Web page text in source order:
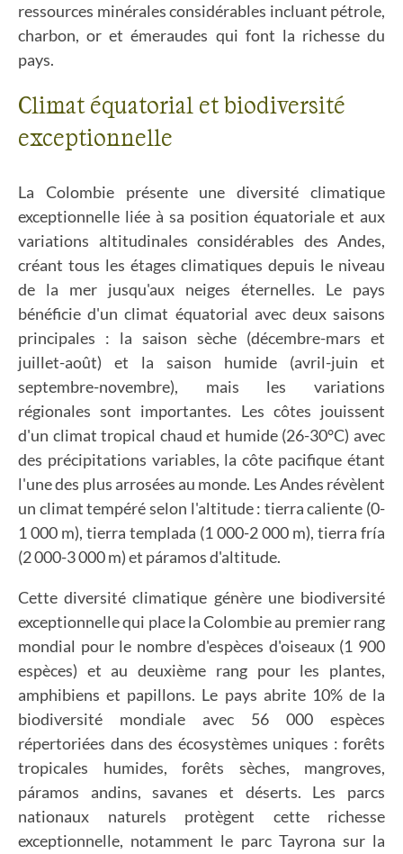
ressources minérales considérables incluant pétrole,
charbon, or et émeraudes qui font la richesse du
pays.
Climat équatorial et biodiversité
exceptionnelle
La Colombie présente une diversité climatique
exceptionnelle liée à sa position équatoriale et aux
variations altitudinales considérables des Andes,
créant tous les étages climatiques depuis le niveau
de la mer jusqu'aux neiges éternelles. Le pays
bénéficie d'un climat équatorial avec deux saisons
principales : la saison sèche (décembre-mars et
juillet-août) et la saison humide (avril-juin et
septembre-novembre), mais les variations
régionales sont importantes. Les côtes jouissent
d'un climat tropical chaud et humide (26-30°C) avec
des précipitations variables, la côte pacifique étant
l'une des plus arrosées au monde. Les Andes révèlent
un climat tempéré selon l'altitude : tierra caliente (0-
1 000 m), tierra templada (1 000-2 000 m), tierra fría
(2 000-3 000 m) et páramos d'altitude.
Cette diversité climatique génère une biodiversité
exceptionnelle qui place la Colombie au premier rang
mondial pour le nombre d'espèces d'oiseaux (1 900
espèces) et au deuxième rang pour les plantes,
amphibiens et papillons. Le pays abrite 10% de la
biodiversité mondiale avec 56 000 espèces
répertoriées dans des écosystèmes uniques : forêts
tropicales humides, forêts sèches, mangroves,
páramos andins, savanes et déserts. Les parcs
nationaux naturels protègent cette richesse
exceptionnelle, notamment le parc Tayrona sur la